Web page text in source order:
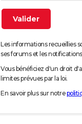
Les informations recueillies
ses forums et les
Vous bénéficiez d'un droit
limites prévues par la loi.
En savoir plus sur notre